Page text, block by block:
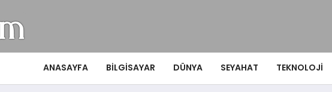
ANASAYFA BILGISAYAR DÜNYA SEYAHAT TEKNOLOJI